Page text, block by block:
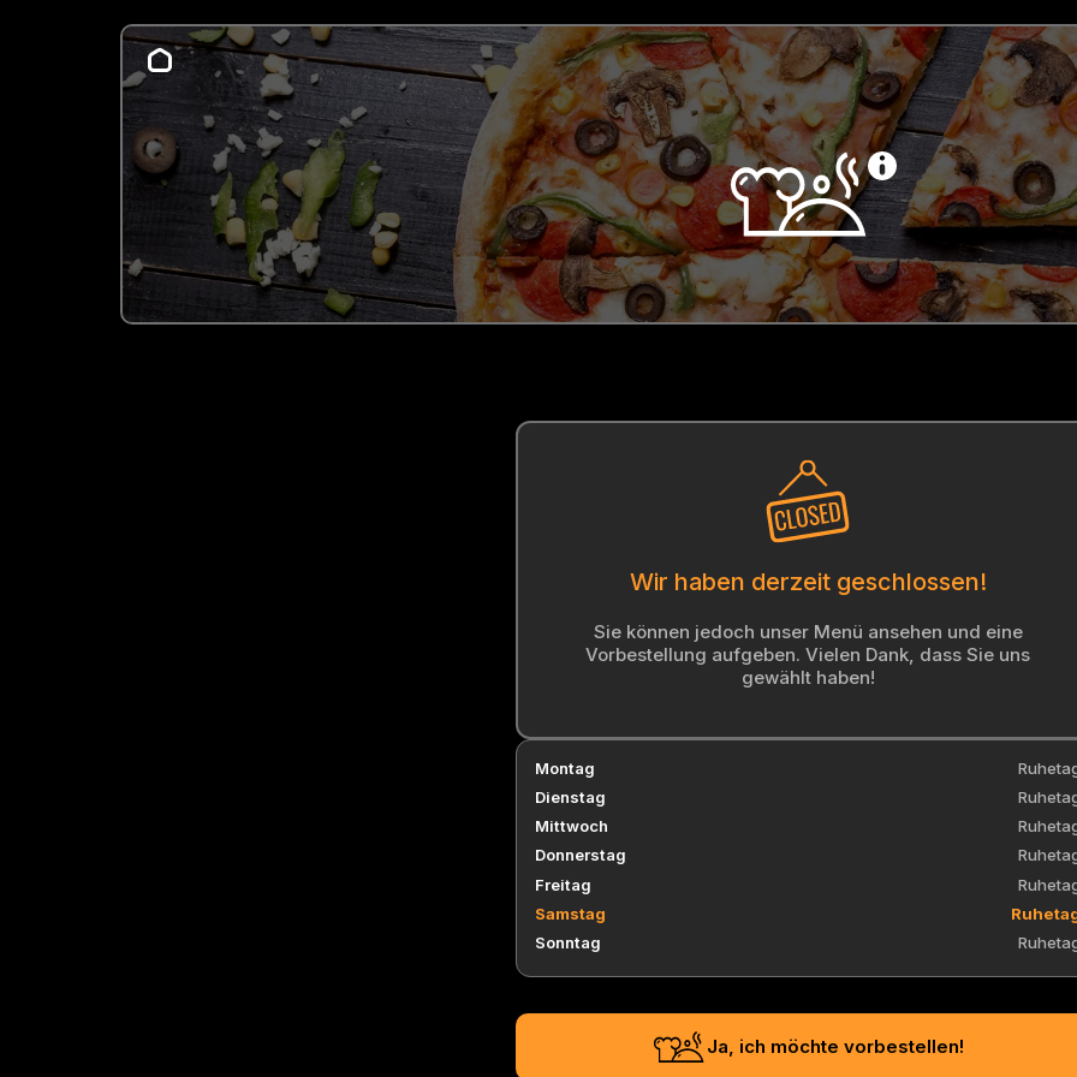
Wir haben derzeit geschlossen!
Sie können jedoch unser Menü ansehen und eine
Vorbestellung aufgeben. Vielen Dank, dass Sie uns
gewählt haben!
Montag
Dienstag
Mittwoch
Donnerstag
Freitag
Samstag
Sonntag
Ja, ich möchte vorbestellen!